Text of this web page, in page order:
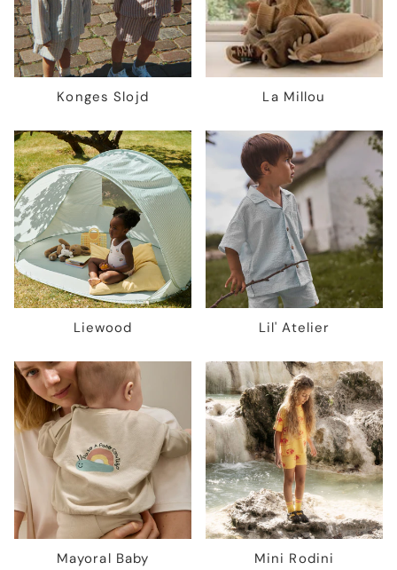
Konges Slojd La Millou
Liewood Lil' Atelier
Mayoral Baby Mini Rodini